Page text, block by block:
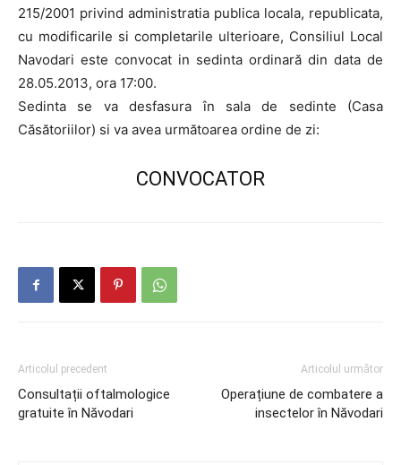
215/2001 privind administratia publica locala, republicata,
cu modificarile si completarile ulterioare, Consiliul Local
Navodari este convocat in sedinta ordinară din data de
28.05.2013, ora 17:00.
Sedinta se va desfasura în sala de sedinte (Casa
Căsătoriilor) si va avea următoarea ordine de zi:
CONVOCATOR
Articolul precedent
Consultații oftalmologice
gratuite în Năvodari
Articolul următor
Operațiune de combatere a
insectelor în Năvodari